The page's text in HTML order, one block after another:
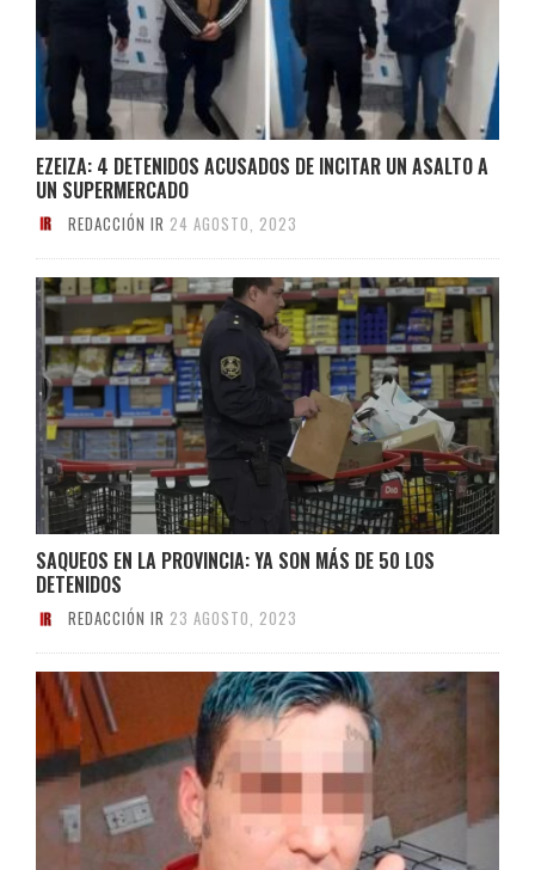
EZEIZA: 4 DETENIDOS ACUSADOS DE INCITAR UN ASALTO A
UN SUPERMERCADO
REDACCIÓN IR 24 AGOSTO, 2023
SAQUEOS EN LA PROVINCIA: YA SON MÁS DE 50 LOS
DETENIDOS
REDACCIÓN IR 23 AGOSTO, 2023